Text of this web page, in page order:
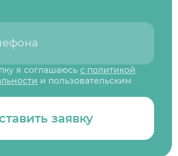
я соглашаюсь с политикой
и пользовательским
заявку